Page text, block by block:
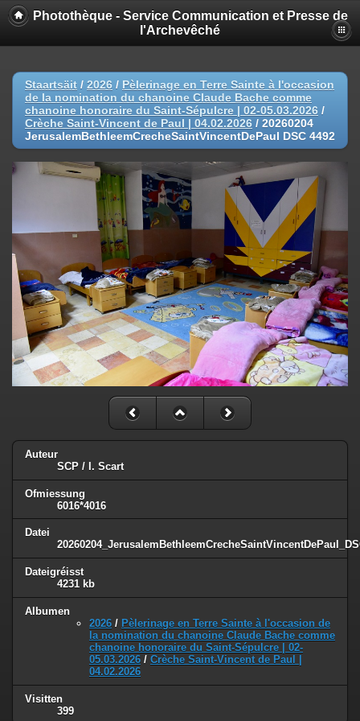
Photothèque - Service Communication et Presse de
l'Archevêché
Staartsäit / 2026 / Pèlerinage en Terre Sainte à l'occasion
de la nomination du chanoine Claude Bache comme
chanoine honoraire du Saint-Sépulcre | 02-05.03.2026 /
Crèche Saint-Vincent de Paul | 04.02.2026 / 20260204
JerusalemBethleemCrecheSaintVincentDePaul DSC 4492
Auteur
SCP / I. Scart
Ofmiessung
6016*4016
Datei
Dateigréisst
4231 kb
Albumen
2026 / Pèlerinage en Terre Sainte à l'occasion de
la nomination du chanoine Claude Bache comme
chanoine honoraire du Saint-Sépulcre | 02-
05.03.2026 / Crèche Saint-Vincent de Paul |
04.02.2026
Visitten
399